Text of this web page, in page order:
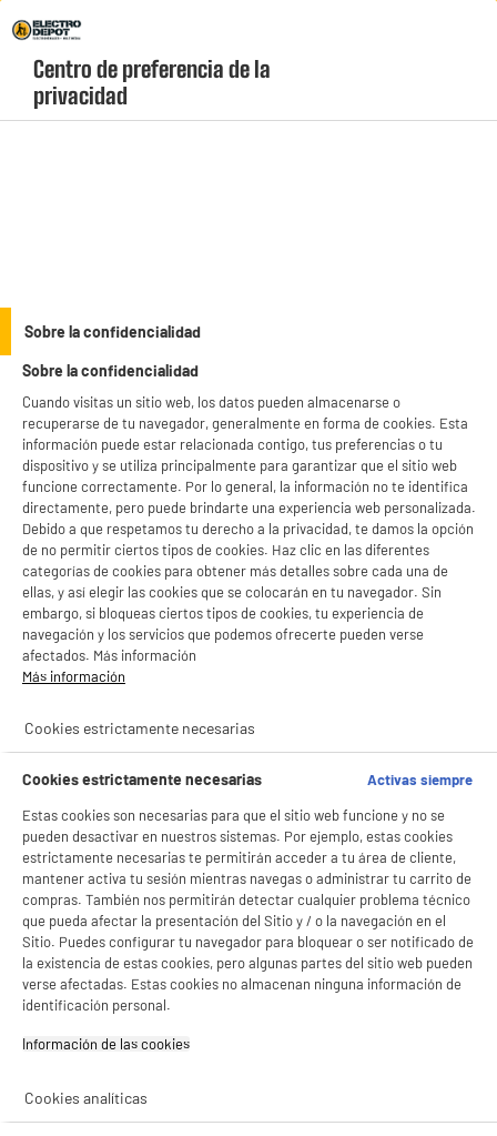
Menú
geolocation-header-icon-text
account
fiabilidad pagando mucho menos. Descubre ofertas exclusivas en informática
current-store
LEGANÉS, MADRID
productItem__availability-
change-btn
product_list_sticky_button_Filter
REACONDICIONADO
compare_product
Portátil Reacondicionado DELL LATITUDE 5410 14"
Intel i5-Gen 10, 16 GB RAM, 256 GB SSD,
Windows 11
procesador : INTEL Core i5
Capacidad :
369
REACONDICIONADO
Ordenador PC portátil Reacondicionado DELL
15"Latitude 5500-i5/16/256
procesador : Intel Core i5 - 8265U
Sistema operativo : Windows 11
Rechazar todas
BIENVENIDO a ELECTRO
DEPOT
Con el fin de mejorar tu experiencia, y tras tu consentimiento, ELECTRO DEPOT
y sus socios utilizan cookies que procesan tus datos personales para:
- compartir contenido adaptado a tus preferencias
- ofrecer publicidad y comunicaciones personalizadas
Consulta la política de cookies..
estadísticas anónimas basadas en tu navegación. Puedes oponerte a su uso
¡Buena visita!
✔ ACEPTAR TODAS
Centro de preferencia de la
privacidad
Sobre la confidencialidad
Sobre la confidencialidad
Cuando visitas un sitio web, los datos pueden almacenarse o
recuperarse de tu navegador, generalmente en forma de cookies. Esta
información puede estar relacionada contigo, tus preferencias o tu
dispositivo y se utiliza principalmente para garantizar que el sitio web
funcione correctamente. Por lo general, la información no te identifica
directamente, pero puede brindarte una experiencia web personalizada.
Debido a que respetamos tu derecho a la privacidad, te damos la opción
de no permitir ciertos tipos de cookies. Haz clic en las diferentes
categorías de cookies para obtener más detalles sobre cada una de
ellas, y así elegir las cookies que se colocarán en tu navegador. Sin
embargo, si bloqueas ciertos tipos de cookies, tu experiencia de
navegación y los servicios que podemos ofrecerte pueden verse
afectados. Más información
Más información
Cookies estrictamente necesarias
Cookies estrictamente necesarias
Activas siempre
Estas cookies son necesarias para que el sitio web funcione y no se
pueden desactivar en nuestros sistemas. Por ejemplo, estas cookies
estrictamente necesarias te permitirán acceder a tu área de cliente,
mantener activa tu sesión mientras navegas o administrar tu carrito de
compras. También nos permitirán detectar cualquier problema técnico
que pueda afectar la presentación del Sitio y / o la navegación en el
Sitio. Puedes configurar tu navegador para bloquear o ser notificado de
la existencia de estas cookies, pero algunas partes del sitio web pueden
verse afectadas. Estas cookies no almacenan ninguna información de
identificación personal.
Información de las cookies‎
Cookies analíticas